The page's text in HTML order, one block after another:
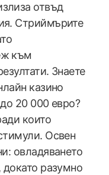
отвъд
Стриймърите
към
Знаете
казино
20 000 евро?
които
Освен
овладяването
докато разумно